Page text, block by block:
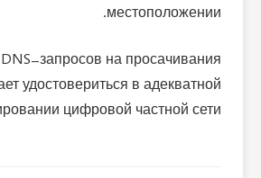
местоположении.
запросов на просачивания
удостовериться в адекватной
цифровой частной сети.